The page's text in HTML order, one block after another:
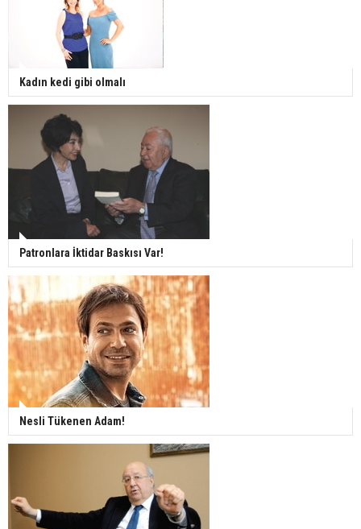
Kadın kedi gibi olmalı
Patronlara İktidar Baskısı Var!
Nesli Tükenen Adam!